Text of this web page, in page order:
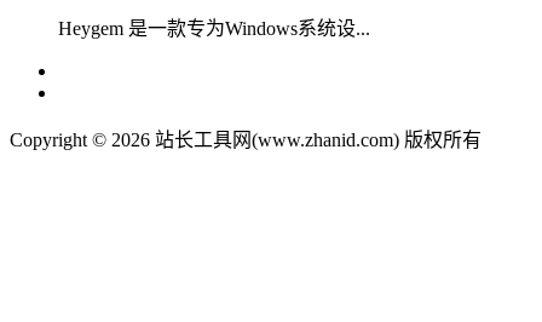
Heygem 是一款专为Windows系统设...
Copyright © 2026 站长工具网(www.zhanid.com) 版权所有